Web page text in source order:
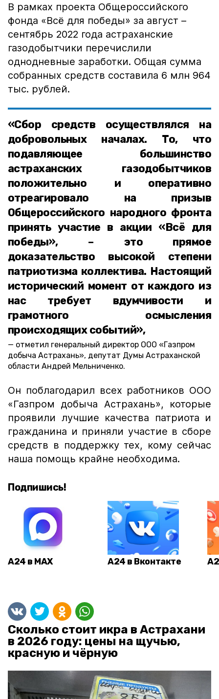
В рамках проекта Общероссийского
фонда «Всё для победы» за август –
сентябрь 2022 года астраханские
газодобытчики перечислили
однодневные заработки. Общая сумма
собранных средств составила 6 млн 964
тыс. рублей.
«Сбор средств осуществлялся на
добровольных началах. То, что
подавляющее большинство
астраханских газодобытчиков
положительно и оперативно
отреагировало на призыв
Общероссийского народного фронта
принять участие в акции «Всё для
победы», – это прямое
доказательство высокой степени
патриотизма коллектива. Настоящий
исторический момент от каждого из
нас требует вдумчивости и
грамотного осмысления
происходящих событий»,
отметил генеральный директор ООО «Газпром
добыча Астрахань», депутат Думы Астраханской
области Андрей Мельниченко.
Он поблагодарил всех работников ООО
«Газпром добыча Астрахань», которые
проявили лучшие качества патриота и
гражданина и приняли участие в сборе
средств в поддержку тех, кому сейчас
наша помощь крайне необходима.
Подпишись!
А24 в MAX А24 в Вконтакте
Сколько стоит икра в Астрахани
в 2026 году: цены на щучью,
красную и чёрную